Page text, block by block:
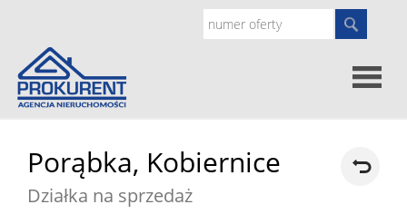
Porąbka, Kobiernice
Działka na sprzedaż